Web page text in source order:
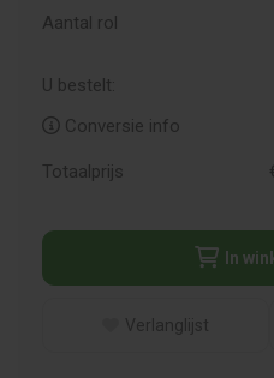
Aantal rol
U bestelt:
Conversie info
Totaalprijs
In
Verlanglijst